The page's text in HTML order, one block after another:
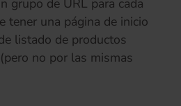
grupo de URL para cada
tener una página de inicio
listado de productos
no por las mismas